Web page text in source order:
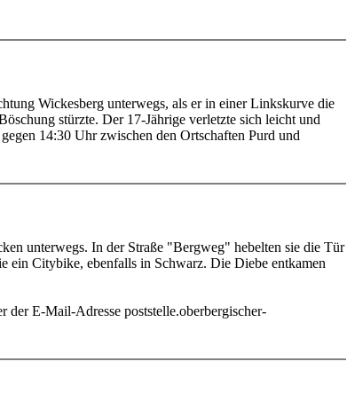
Wickesberg unterwegs, als er in einer Linkskurve die
stürzte. Der 17-Jährige verletzte sich leicht und
14:30 Uhr zwischen den Ortschaften Purd und
unterwegs. In der Straße "Bergweg" hebelten sie die Tür
ein Citybike, ebenfalls in Schwarz. Die Diebe entkamen
E-Mail-Adresse poststelle.oberbergischer-